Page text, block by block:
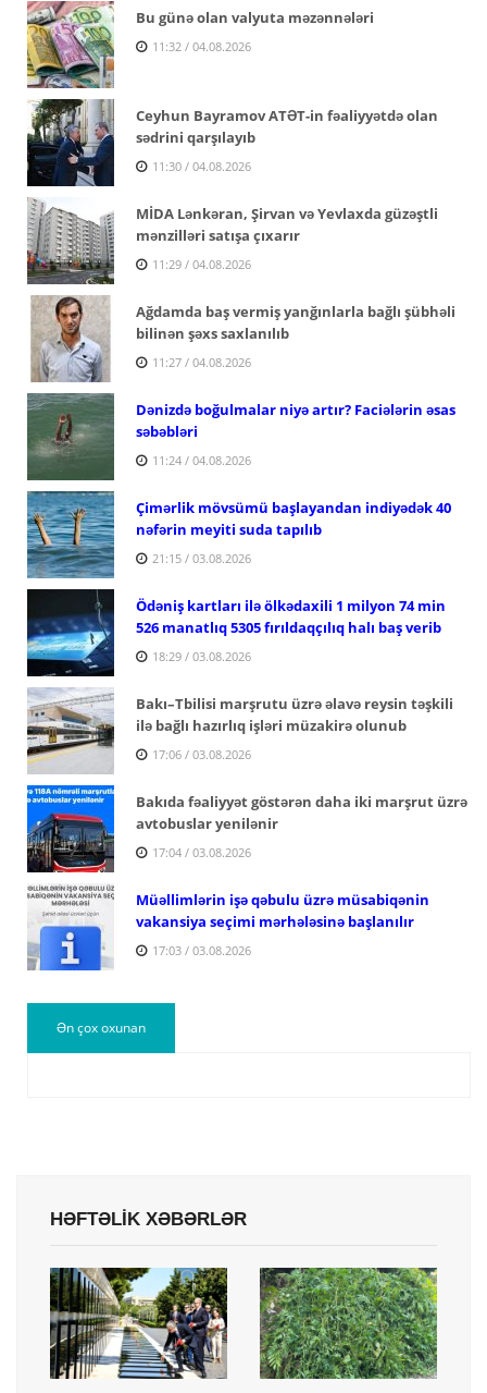
Bu günə olan valyuta məzənnələri
11:32 / 04.08.2026
Ceyhun Bayramov ATƏT-in fəaliyyətdə olan
sədrini qarşılayıb
11:30 / 04.08.2026
MİDA Lənkəran, Şirvan və Yevlaxda güzəştli
mənzilləri satışa çıxarır
11:29 / 04.08.2026
Ağdamda baş vermiş yanğınlarla bağlı şübhəli
bilinən şəxs saxlanılıb
11:27 / 04.08.2026
Dənizdə boğulmalar niyə artır? Faciələrin əsas
səbəbləri
11:24 / 04.08.2026
Çimərlik mövsümü başlayandan indiyədək 40
nəfərin meyiti suda tapılıb
21:15 / 03.08.2026
Ödəniş kartları ilə ölkədaxili 1 milyon 74 min
526 manatlıq 5305 fırıldaqçılıq halı baş verib
18:29 / 03.08.2026
Bakı–Tbilisi marşrutu üzrə əlavə reysin təşkili
ilə bağlı hazırlıq işləri müzakirə olunub
17:06 / 03.08.2026
Bakıda fəaliyyət göstərən daha iki marşrut üzrə
avtobuslar yenilənir
17:04 / 03.08.2026
Müəllimlərin işə qəbulu üzrə müsabiqənin
vakansiya seçimi mərhələsinə başlanılır
17:03 / 03.08.2026
Ən çox oxunan
HƏFTƏLİK XƏBƏRLƏR